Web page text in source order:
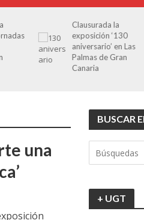
Clausurada la
exposición ‘130
aniversario’ en Las
Palmas de Gran
Canaria
una
BUSCAR
+ UGT